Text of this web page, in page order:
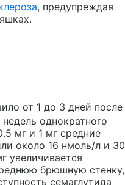
, предупреждая
от 1 до 3 дней после
однократного
мг и 1 мг средние
около 16 нмоль/л и 30
увеличивается
брюшную стенку,
семаглутида